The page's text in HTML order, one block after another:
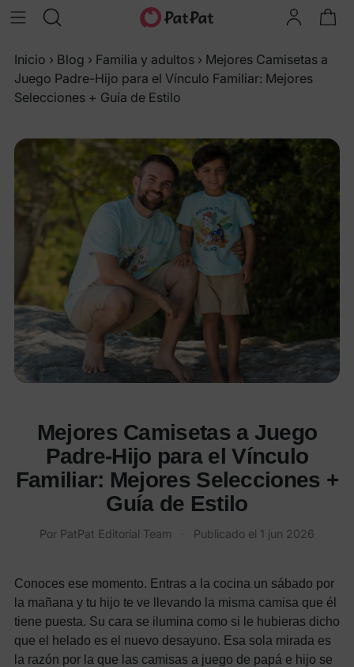
Inicio › Blog › Familia y adultos › Mejores Camisetas a
Juego Padre-Hijo para el Vínculo Familiar: Mejores
Selecciones + Guía de Estilo
Mejores Camisetas a Juego
Padre-Hijo para el Vínculo
Familiar: Mejores Selecciones +
Guía de Estilo
Por PatPat Editorial Team Publicado el 1 jun 2026
Conoces ese momento. Entras a la cocina un sábado por
la mañana y tu hijo te ve llevando la misma camisa que él
tiene puesta. Su cara se ilumina como si le hubieras dicho
que el helado es el nuevo desayuno. Esa sola mirada es
la razón por la que las camisas a juego de papá e hijo se